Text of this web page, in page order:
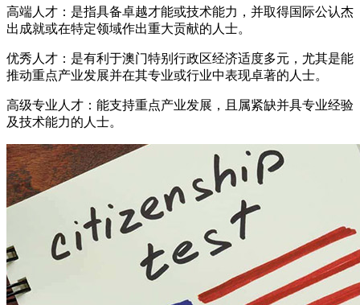
高端人才：是指具备卓越才能或技术能力，并取得国际公认杰
出成就或在特定领域作出重大贡献的人士。
优秀人才：是有利于澳门特别行政区经济适度多元，尤其是能
推动重点产业发展并在其专业或行业中表现卓著的人士。
高级专业人才：能支持重点产业发展，且属紧缺并具专业经验
及技术能力的人士。